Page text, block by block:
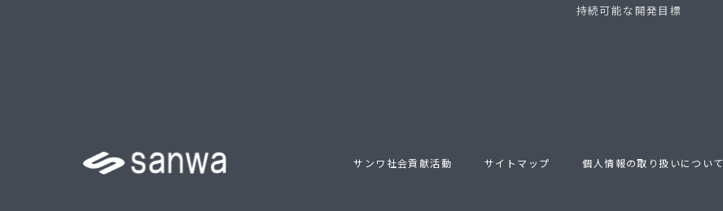
持続可能な開発目標
サンワ社会貢献活動 サイトマップ 個人情報の取り扱いについて